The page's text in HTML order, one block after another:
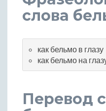
слова
как бельмо в глазу
как бельмо на
Перевод